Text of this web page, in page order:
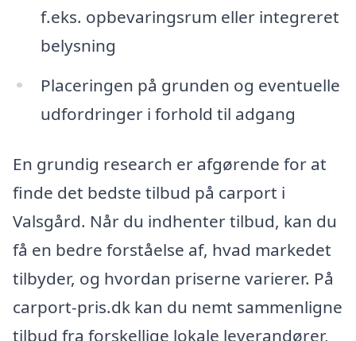
f.eks. opbevaringsrum eller integreret
belysning
Placeringen på grunden og eventuelle
udfordringer i forhold til adgang
En grundig research er afgørende for at
finde det bedste tilbud på carport i
Valsgård. Når du indhenter tilbud, kan du
få en bedre forståelse af, hvad markedet
tilbyder, og hvordan priserne varierer. På
carport-pris.dk kan du nemt sammenligne
tilbud fra forskellige lokale leverandører,